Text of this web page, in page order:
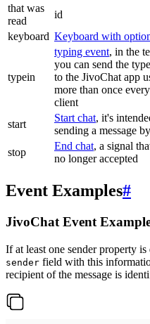
that was
read
id
keyboard Keyboard with
typein
typing event, in the
you can send the
to the JivoChat app
more than once
client
start
Start chat, it's
sending a message
stop
End chat, a signal
no longer accepted
Event Examples#
JivoChat Event
If at least one sender property
sender field with this
recipient of the message is